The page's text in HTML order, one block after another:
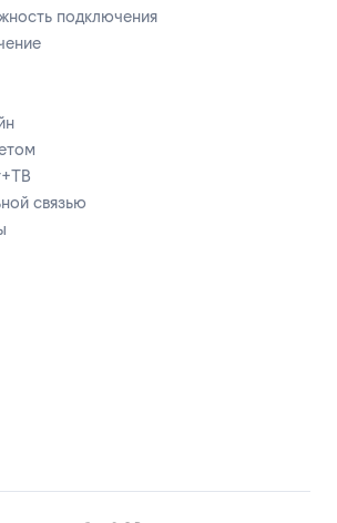
подключения
связью